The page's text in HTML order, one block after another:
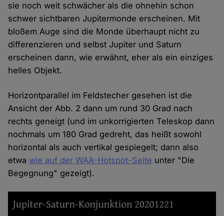
sie noch weit schwächer als die ohnehin schon
schwer sichtbaren Jupitermonde erscheinen. Mit
bloßem Auge sind die Monde überhaupt nicht zu
differenzieren und selbst Jupiter und Saturn
erscheinen dann, wie erwähnt, eher als ein einziges
helles Objekt.
Horizontparallel im Feldstecher gesehen ist die
Ansicht der Abb. 2 dann um rund 30 Grad nach
rechts geneigt (und im unkorrigierten Teleskop dann
nochmals um 180 Grad gedreht, das heißt sowohl
horizontal als auch vertikal gespiegelt; dann also
etwa wie auf der WAA-Hotspot-Seite unter "Die
Begegnung" gezeigt).